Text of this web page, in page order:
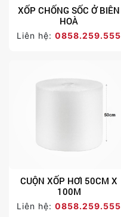
XỐP CHỐNG SỐC Ở BIÊN
HOÀ
Liên hệ:0858.259.555
CUỘN XỐP HƠI 50CM X
100M
Liên hệ:0858.259.555